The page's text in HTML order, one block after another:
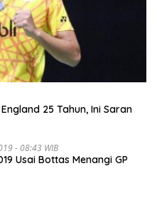
25 Tahun, Ini Saran
- 08:43 WIB
Usai Bottas Menangi GP